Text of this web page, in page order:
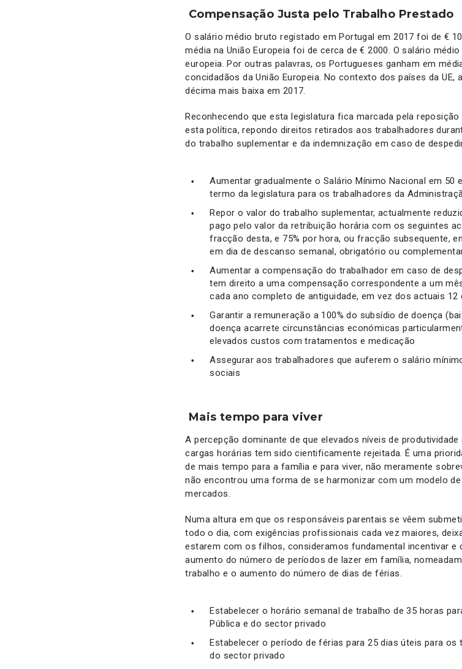
Compensação Justa pelo Trabalho Prestado
O salário médio bruto registado em Portugal em 2017 foi de €
média na União Europeia foi de cerca de € 2000. O salário
europeia. Por outras palavras, os Portugueses ganham em
concidadãos da União Europeia. No contexto dos países da
décima mais baixa em 2017.
Reconhecendo que esta legislatura fica marcada pela
esta política, repondo direitos retirados aos trabalhadores
do trabalho suplementar e da indemnização em caso de
Aumentar gradualmente o Salário Mínimo Nacional em 50
termo da legislatura para os trabalhadores da
Repor o valor do trabalho suplementar, actualmente
pago pelo valor da retribuição horária com os seguintes
fracção desta, e 75% por hora, ou fracção subsequente,
em dia de descanso semanal, obrigatório ou
Aumentar a compensação do trabalhador em caso de
tem direito a uma compensação correspondente a um
cada ano completo de antiguidade, em vez dos actuais 12
Garantir a remuneração a 100% do subsídio de doença
doença acarrete circunstâncias económicas
elevados custos com tratamentos e medicação
Assegurar aos trabalhadores que auferem o salário
sociais
Mais tempo para viver
A percepção dominante de que elevados níveis de
cargas horárias tem sido cientificamente rejeitada. É uma
de mais tempo para a família e para viver, não meramente
não encontrou uma forma de se harmonizar com um modelo
mercados.
Numa altura em que os responsáveis parentais se vêem
todo o dia, com exigências profissionais cada vez maiores,
estarem com os filhos, consideramos fundamental incentivar
aumento do número de períodos de lazer em família,
trabalho e o aumento do número de dias de férias.
Estabelecer o horário semanal de trabalho de 35 horas
Pública e do sector privado
Estabelecer o período de férias para 25 dias úteis para
do sector privado